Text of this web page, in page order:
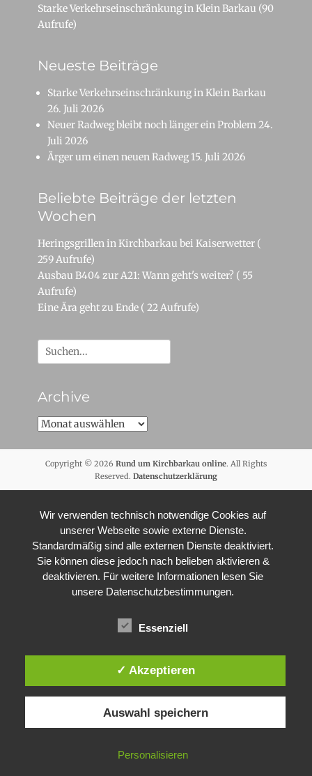
Starke Verkehrseinschränkung in Klein Barkau (90
Aufrufe)
Neueste Beiträge
Starke Verkehrseinschränkung in Klein Barkau
26. Juli 2026
Neuer Radweg bleibt noch länger ein Problem24.
Juli 2026
Ärger um einen neuen Radweg 15. Juli 2026
Beliebte Beiträge der letzten
Wochen
Heringsgrillen in Kirchbarkau bei Kaiserwetter (
259 Aufrufe)
Ausbau B404 zur A21: Wann geht's weiter? ( 55
Aufrufe)
Eine Ära geht zu Ende ( 22 Aufrufe)
Suche
nach:
Archive
Archive
Copyright © 2026 Rund um Kirchbarkau online. All Rights
Reserved. Datenschutzerklärung
Wir verwenden technisch notwendige Cookies auf
unserer Webseite sowie externe Dienste.
Standardmäßig sind alle externen Dienste deaktiviert.
Sie können diese jedoch nach belieben aktivieren &
deaktivieren. Für weitere Informationen lesen Sie
unsere Datenschutzbestimmungen.
Essenziell
✓ Akzeptieren
Auswahl speichern
Personalisieren